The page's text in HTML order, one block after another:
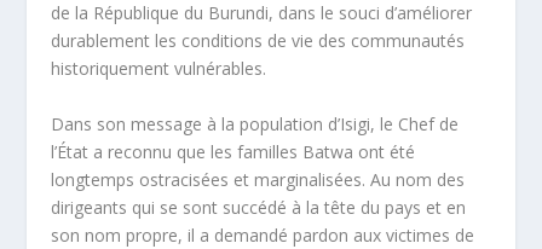
de la République du Burundi, dans le souci d’améliorer
durablement les conditions de vie des communautés
historiquement vulnérables.
Dans son message à la population d’Isigi, le Chef de
l’État a reconnu que les familles Batwa ont été
longtemps ostracisées et marginalisées. Au nom des
dirigeants qui se sont succédé à la tête du pays et en
son nom propre, il a demandé pardon aux victimes de